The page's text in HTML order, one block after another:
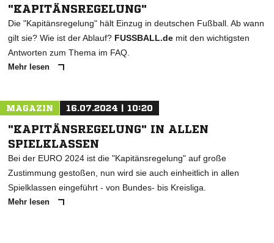
"KAPITÄNSREGELUNG"
Die "Kapitänsregelung" hält Einzug in deutschen Fußball. Ab wann
gilt sie? Wie ist der Ablauf? FUSSBALL.de mit den wichtigsten
Antworten zum Thema im FAQ.
Mehr lesen
MAGAZIN 16.07.2024 | 10:20
"KAPITÄNSREGELUNG" IN ALLEN
SPIELKLASSEN
Bei der EURO 2024 ist die "Kapitänsregelung" auf große
Zustimmung gestoßen, nun wird sie auch einheitlich in allen
Spielklassen eingeführt - von Bundes- bis Kreisliga.
Mehr lesen